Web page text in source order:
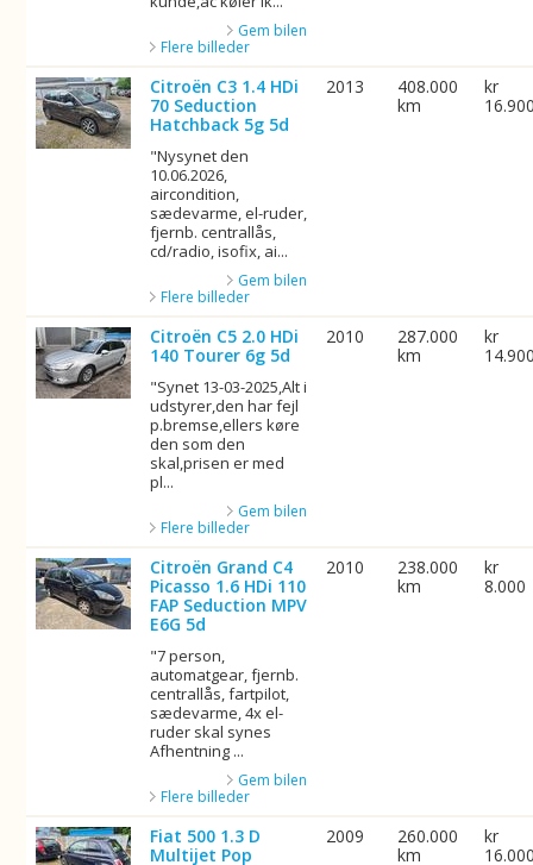
Gem bilen
Flere billeder
Citroën C3 1.4 HDi
70 Seduction
Hatchback 5g 5d
"Nysynet den
10.06.2026,
aircondition,
sædevarme, el-ruder,
fjernb. centrallås,
cd/radio, isofix, ai...
Gem bilen
Flere billeder
2013
408.000
km
kr
Citroën C5 2.0 HDi
140 Tourer 6g 5d
"Synet 13-03-2025,Alt i
udstyrer,den har fejl
p.bremse,ellers køre
den som den
skal,prisen er med
pl...
Gem bilen
Flere billeder
2010
287.000
km
kr
Citroën Grand C4
Picasso 1.6 HDi 110
FAP Seduction MPV
E6G 5d
"7 person,
automatgear, fjernb.
centrallås, fartpilot,
sædevarme, 4x el-
ruder skal synes
Afhentning ...
Gem bilen
Flere billeder
2010
238.000
km
kr
8.000
Fiat 500 1.3 D
Multijet Pop
2009
260.000
km
kr